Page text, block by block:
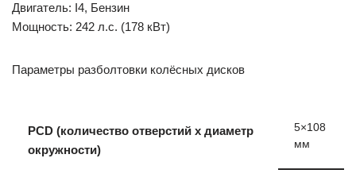
Двигатель: I4, Бензин
Мощность: 242 л.с. (178 кВт)
Параметры разболтовки колёсных дисков
PCD (количество отверстий x диаметр
окружности)
5×108
мм